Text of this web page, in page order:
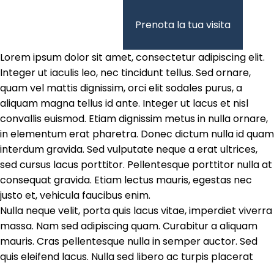
Prenota la tua visita
Lorem ipsum dolor sit amet, consectetur adipiscing elit.
Integer ut iaculis leo, nec tincidunt tellus. Sed ornare,
quam vel mattis dignissim, orci elit sodales purus, a
aliquam magna tellus id ante. Integer ut lacus et nisl
convallis euismod. Etiam dignissim metus in nulla ornare,
in elementum erat pharetra. Donec dictum nulla id quam
interdum gravida. Sed vulputate neque a erat ultrices,
sed cursus lacus porttitor. Pellentesque porttitor nulla at
consequat gravida. Etiam lectus mauris, egestas nec
justo et, vehicula faucibus enim.
Nulla neque velit, porta quis lacus vitae, imperdiet viverra
massa. Nam sed adipiscing quam. Curabitur a aliquam
mauris. Cras pellentesque nulla in semper auctor. Sed
quis eleifend lacus. Nulla sed libero ac turpis placerat